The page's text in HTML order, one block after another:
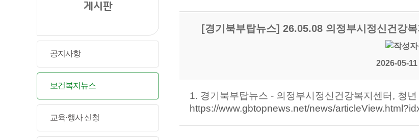
게시판
공지사항
보건복지뉴스
교육·행사 신청
[경기북부탑뉴스] 26.05.08 의정부시정신건강
2026-05-
1. 경기북부탑뉴스 - 의정부시정신건강복지센터, 청
https://www.gbtopnews.net/news/